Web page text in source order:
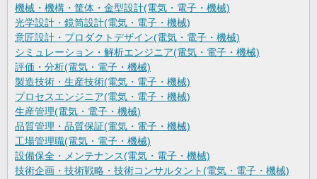
機械・機構・筐体・金型設計(電気・電子・機械)
光学設計・鏡筒設計(電気・電子・機械)
意匠設計・プロダクトデザイン(電気・電子・機械)
シミュレーション・解析エンジニア(電気・電子・機械)
評価・分析(電気・電子・機械)
製造技術・生産技術(電気・電子・機械)
プロセスエンジニア(電気・電子・機械)
生産管理(電気・電子・機械)
品質管理・品質保証(電気・電子・機械)
工場管理職(電気・電子・機械)
設備保全・メンテナンス(電気・電子・機械)
技術企画・技術戦略・技術コンサルタント(電気・電子・機械)